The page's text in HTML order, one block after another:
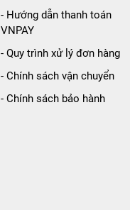
- Hướng dẫn thanh toán
VNPAY
- Quy trình xử lý đơn hàng
- Chính sách vận chuyển
- Chính sách bảo hành